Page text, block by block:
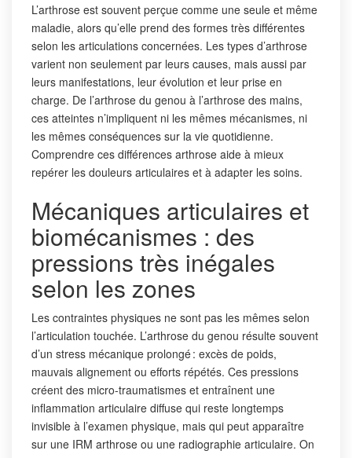
L’arthrose est souvent perçue comme une seule et même
maladie, alors qu’elle prend des formes très différentes
selon les articulations concernées. Les types d’arthrose
varient non seulement par leurs causes, mais aussi par
leurs manifestations, leur évolution et leur prise en
charge. De l’arthrose du genou à l’arthrose des mains,
ces atteintes n’impliquent ni les mêmes mécanismes, ni
les mêmes conséquences sur la vie quotidienne.
Comprendre ces différences arthrose aide à mieux
repérer les douleurs articulaires et à adapter les soins.
Mécaniques articulaires et
biomécanismes : des
pressions très inégales
selon les zones
Les contraintes physiques ne sont pas les mêmes selon
l’articulation touchée. L’arthrose du genou résulte souvent
d’un stress mécanique prolongé : excès de poids,
mauvais alignement ou efforts répétés. Ces pressions
créent des micro-traumatismes et entraînent une
inflammation articulaire diffuse qui reste longtemps
invisible à l’examen physique, mais qui peut apparaître
sur une IRM arthrose ou une radiographie articulaire. On